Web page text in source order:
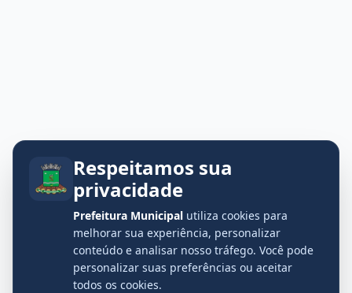
Respeitamos sua
privacidade
Prefeitura Municipal utiliza cookies para
melhorar sua experiência, personalizar
conteúdo e analisar nosso tráfego. Você pode
personalizar suas preferências ou aceitar
todos os cookies.